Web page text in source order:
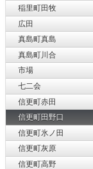
稲里町田牧
広田
真島町真島
真島町川合
市場
七二会
信更町赤田
信更町田野口
信更町氷ノ田
信更町灰原
信更町高野